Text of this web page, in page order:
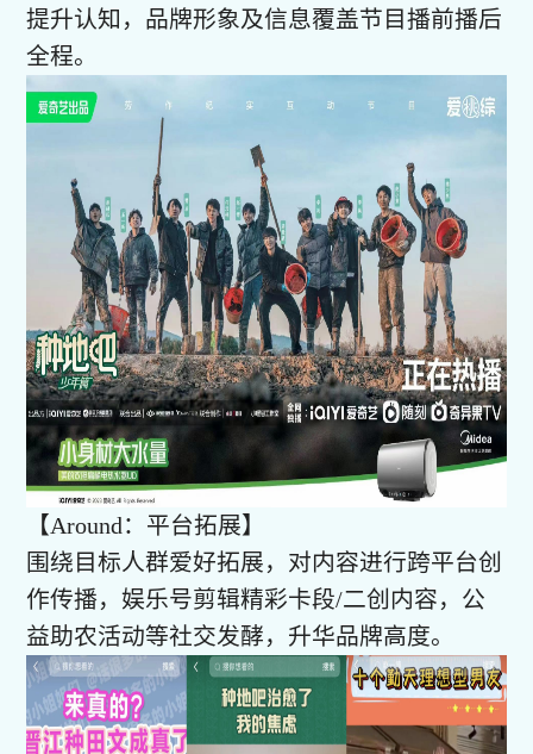
提升认知，品牌形象及信息覆盖节目播前播后
全程。
【Around：平台拓展】
围绕目标人群爱好拓展，对内容进行跨平台创
作传播，娱乐号剪辑精彩卡段/二创内容，公
益助农活动等社交发酵，升华品牌高度。